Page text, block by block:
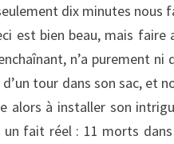
dix minutes
est bien beau, mais
n’a purement
d’un tour dans son sac, et
alors à installer son
un fait réel : 11 morts